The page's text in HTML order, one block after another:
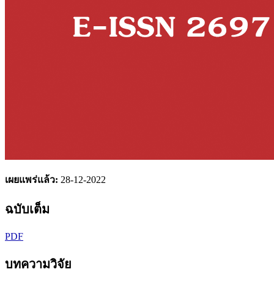
เผยแพร่แล้ว: 28-12-2022
ฉบับเต็ม
PDF
บทความวิจัย